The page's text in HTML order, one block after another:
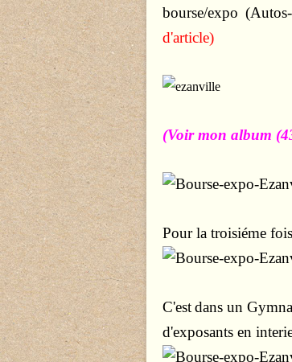
bourse/expo
d'article)
(Voir mon album
Pour la troisiéme
C'estdans un
d'exposants en